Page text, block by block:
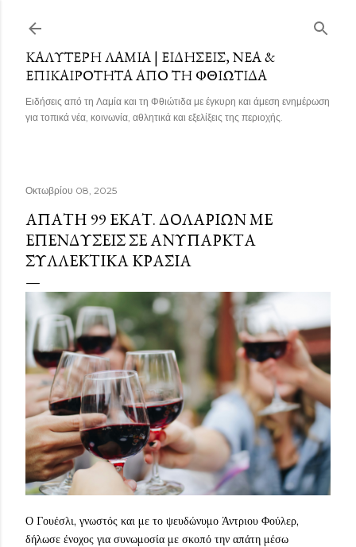
ΚΑΛΎΤΕΡΗ ΛΑΜΊΑ | ΕΙΔΉΣΕΙΣ, ΝΈΑ &
ΕΠΙΚΑΙΡΌΤΗΤΑ ΑΠΌ ΤΗ ΦΘΙΏΤΙΔΑ
Ειδήσεις από τη Λαμία και τη Φθιώτιδα με έγκυρη και άμεση ενημέρωση
για τοπικά νέα, κοινωνία, αθλητικά και εξελίξεις της περιοχής.
Οκτωβρίου 08, 2025
ΑΠΆΤΗ 99 ΕΚΑΤ. ΔΟΛΑΡΊΩΝ ΜΕ
ΕΠΕΝΔΎΣΕΙΣ ΣΕ ΑΝΎΠΑΡΚΤΑ
ΣΥΛΛΕΚΤΙΚΆ ΚΡΑΣΙΆ
Ο Γουέσλι, γνωστός και με το ψευδώνυμο Άντριου Φούλερ,
δήλωσε ένοχος για συνωμοσία με σκοπό την απάτη μέσω